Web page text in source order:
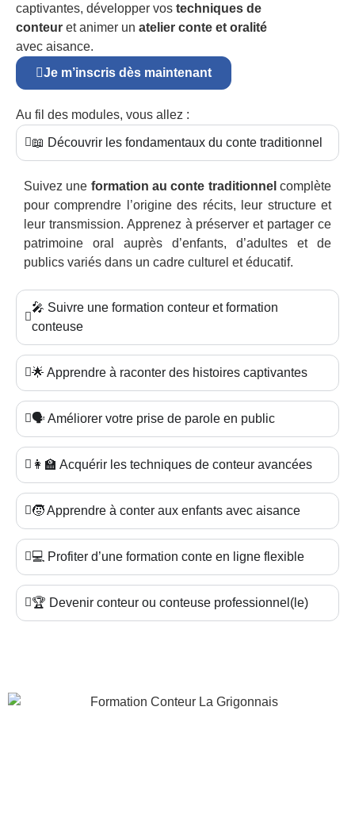
captivantes, développer vos techniques de
conteur et animer un atelier conte et oralité
avec aisance.
Je m’inscris dès maintenant
Au fil des modules, vous allez :
📖 Découvrir les fondamentaux du conte traditionnel
Suivez une formation au conte traditionnel complète
pour comprendre l’origine des récits, leur structure et
leur transmission. Apprenez à préserver et partager ce
patrimoine oral auprès d’enfants, d’adultes et de
publics variés dans un cadre culturel et éducatif.
🎤 Suivre une formation conteur et formation
conteuse
🌟 Apprendre à raconter des histoires captivantes
🗣️ Améliorer votre prise de parole en public
👩‍🏫 Acquérir les techniques de conteur avancées
🧒 Apprendre à conter aux enfants avec aisance
💻 Profiter d’une formation conte en ligne flexible
🏆 Devenir conteur ou conteuse professionnel(le)